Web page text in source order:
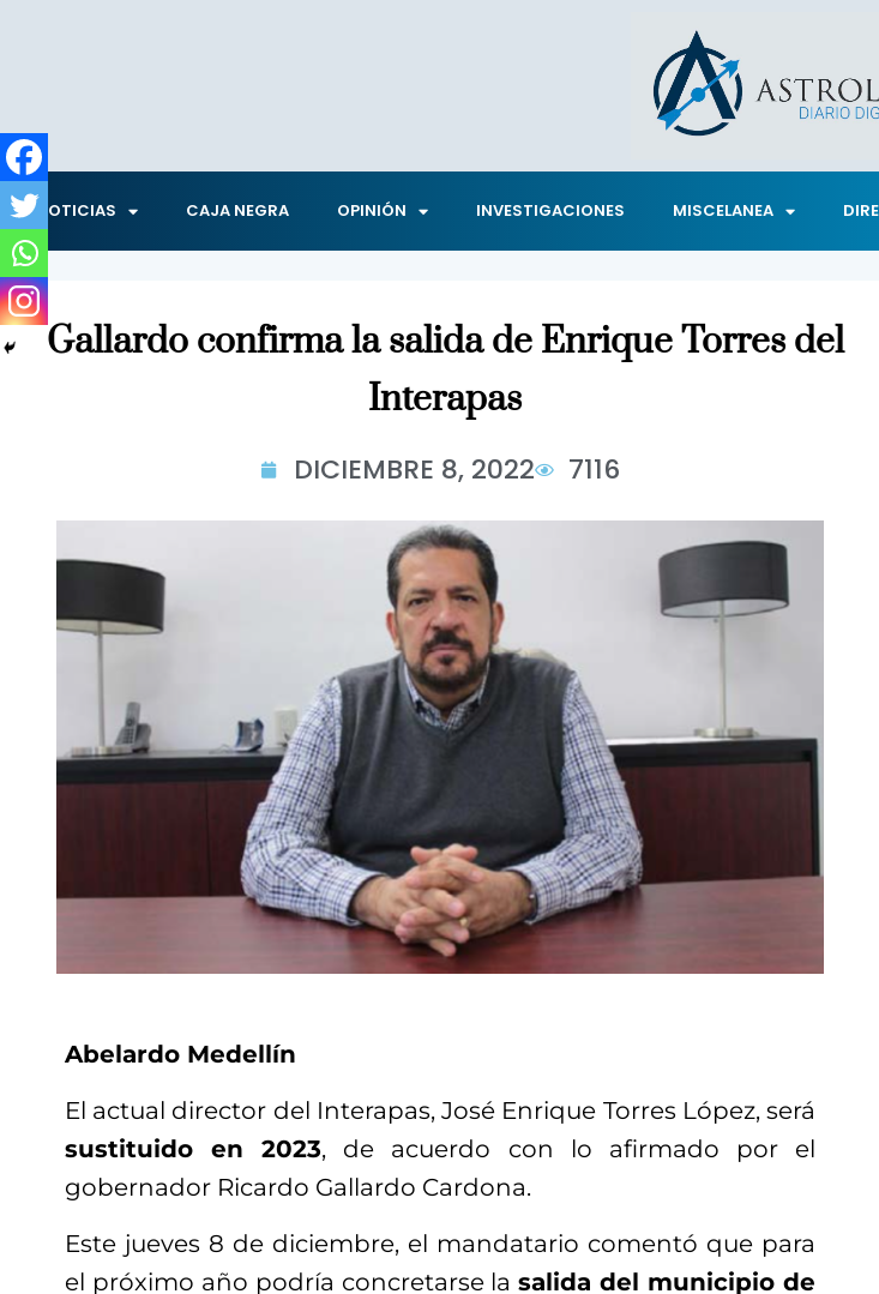
NOTICIAS CAJA NEGRA OPINIÓN INVESTIGACIONES MISCELANEA
Gallardo confirma la salida de Enrique Torres del
Interapas
DICIEMBRE 8, 2022 7116
Abelardo Medellín
El actual director del Interapas, José Enrique Torres López, será
sustituido en 2023, de acuerdo con lo afirmado por el
gobernador Ricardo Gallardo Cardona.
Este jueves 8 de diciembre, el mandatario comentó que para
el próximo año podría concretarse lasalida del municipio de